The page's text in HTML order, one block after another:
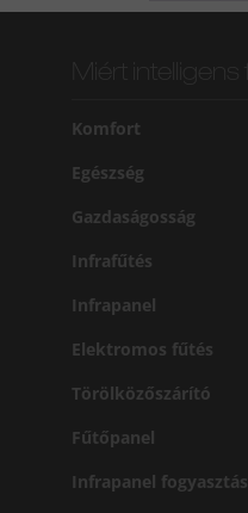
Komfort
Egészség
Gazdaságosság
Infrafűtés
Infrapanel
Elektromos fűtés
Törölközőszárító
Fűtőpanel
Infrapanel fogyasztás